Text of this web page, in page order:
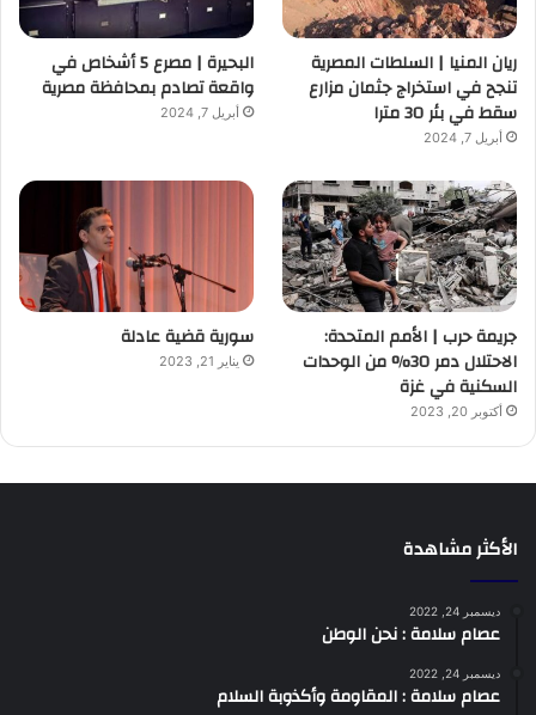
ريان المنيا | السلطات المصرية
تنجح في استخراج جثمان مزارع
سقط في بئر 30 مترا
أبريل 7, 2024
البحيرة | مصرع 5 أشخاص في
واقعة تصادم بمحافظة مصرية
أبريل 7, 2024
جريمة حرب | الأمم المتحدة:
الاحتلال دمر 30% من الوحدات
السكنية في غزة
أكتوبر 20, 2023
سورية قضية عادلة
يناير 21, 2023
الأكثر مشاهدة
ديسمبر 24, 2022
عصام سلامة : نحن الوطن
ديسمبر 24, 2022
عصام سلامة : المقاومة وأكذوبة السلام